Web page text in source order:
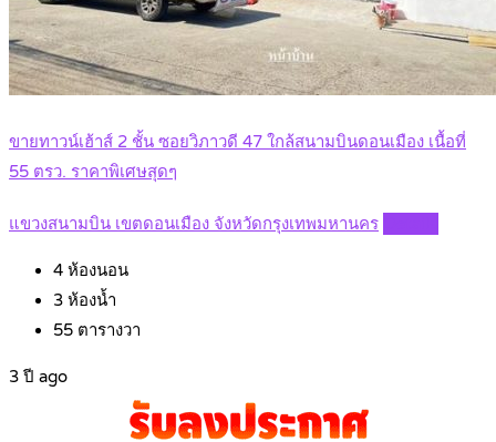
ขายทาวน์เฮ้าส์ 2 ชั้น ซอยวิภาวดี 47 ใกล้สนามบินดอนเมือง เนื้อที่
55 ตรว. ราคาพิเศษสุดๆ
แขวงสนามบิน เขตดอนเมือง จังหวัดกรุงเทพมหานคร
4 ห้องนอน
3 ห้องน้ำ
55 ตารางวา
3 ปี ago